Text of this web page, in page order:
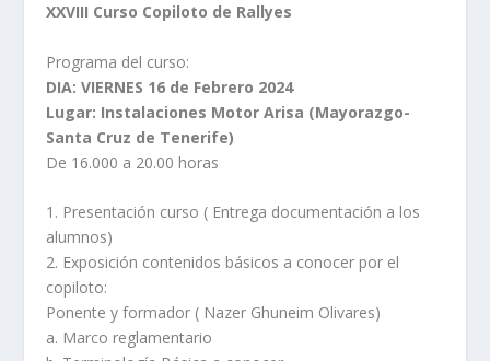
XXVIII Curso Copiloto de Rallyes
Programa del curso:
DIA: VIERNES 16 de Febrero 2024
Lugar: Instalaciones Motor Arisa (Mayorazgo-
Santa Cruz de Tenerife)
De 16.000 a 20.00 horas
1. Presentación curso ( Entrega documentación a los
alumnos)
2. Exposición contenidos básicos a conocer por el
copiloto:
Ponente y formador ( Nazer Ghuneim Olivares)
a. Marco reglamentario